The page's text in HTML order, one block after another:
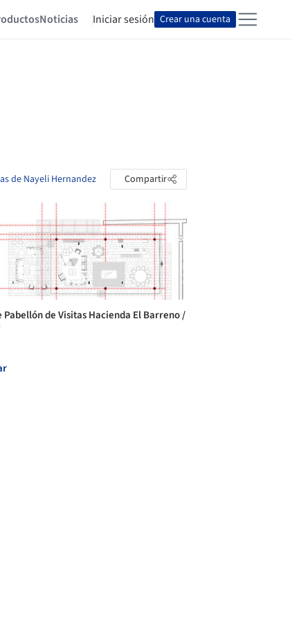
Noticias Iniciar sesión Crear una cuenta
de Nayeli Hernandez Compartir
Pabellón de Visitas Hacienda El Barreno /